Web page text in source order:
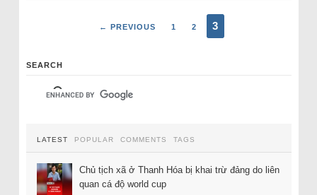
← PREVIOUS 1 2 3
SEARCH
LATEST POPULAR COMMENTS TAGS
Chủ tịch xã ở Thanh Hóa bị khai trừ đảng do liên
quan cá độ world cup